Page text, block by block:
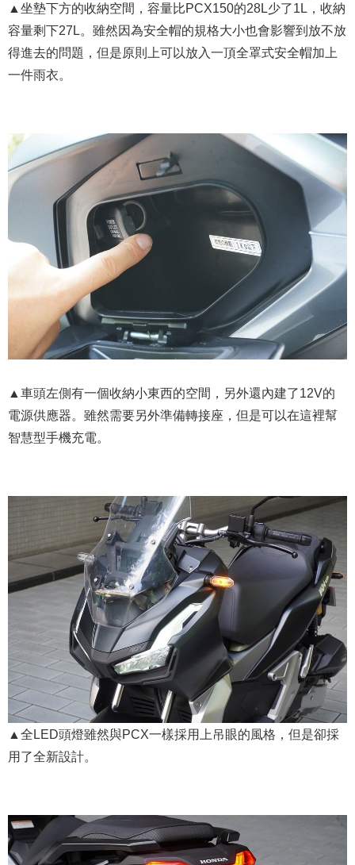
▲坐墊下方的收納空間，容量比PCX150的28L少了1L，收納
容量剩下27L。雖然因為安全帽的規格大小也會影響到放不放
得進去的問題，但是原則上可以放入一頂全罩式安全帽加上
一件雨衣。
▲車頭左側有一個收納小東西的空間，另外還內建了12V的
電源供應器。雖然需要另外準備轉接座，但是可以在這裡幫
智慧型手機充電。
▲全LED頭燈雖然與PCX一樣採用上吊眼的風格，但是卻採
用了全新設計。